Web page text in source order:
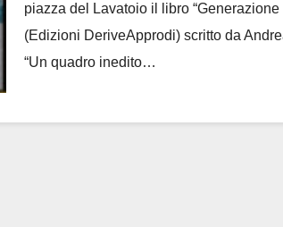
piazza del Lavatoio il libro “Generazione
(Edizioni DeriveApprodi) scritto da
“Un quadro inedito…